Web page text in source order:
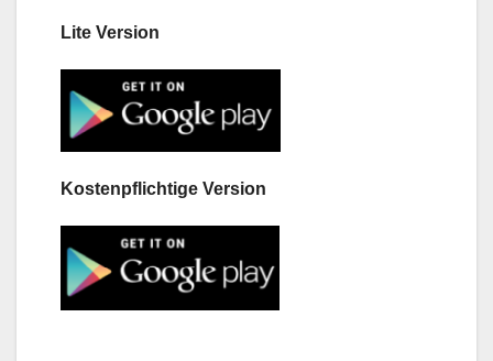
Lite Version
Kostenpflichtige Version